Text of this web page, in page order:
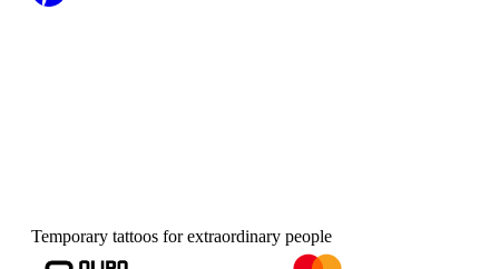
Temporary tattoos for extraordinary people